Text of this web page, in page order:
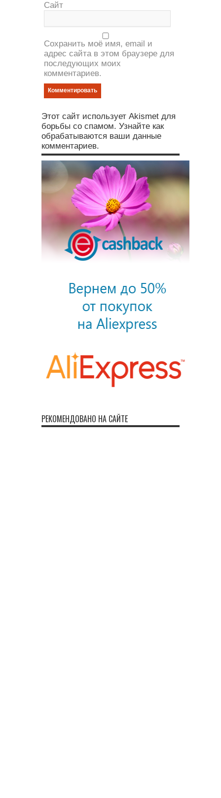
Сайт
Сохранить моё имя, email и
адрес сайта в этом браузере для
последующих моих
комментариев.
Этот сайт использует Akismet для
борьбы со спамом. Узнайте как
обрабатываются ваши данные
комментариев.
РЕКОМЕНДОВАНО НА САЙТЕ